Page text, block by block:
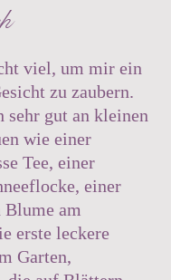
viel, um mir ein
zu zaubern.
sehr gut an kleinen
wie einer
Tee, einer
einer
Blume am
erste leckere
Garten,